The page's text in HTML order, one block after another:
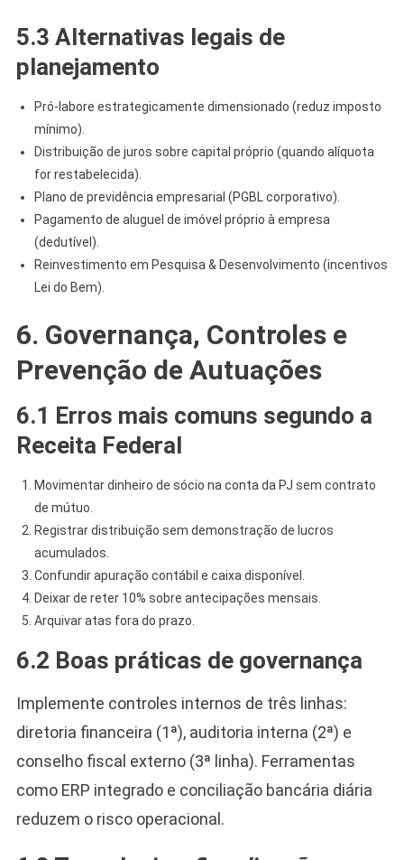
5.3 Alternativas legais de
planejamento
Pró-labore estrategicamente dimensionado (reduz imposto
mínimo).
Distribuição de juros sobre capital próprio (quando alíquota
for restabelecida).
Plano de previdência empresarial (PGBL corporativo).
Pagamento de aluguel de imóvel próprio à empresa
(dedutível).
Reinvestimento em Pesquisa & Desenvolvimento (incentivos
Lei do Bem).
6. Governança, Controles e
Prevenção de Autuações
6.1 Erros mais comuns segundo a
Receita Federal
Movimentar dinheiro de sócio na conta da PJ sem contrato
de mútuo.
Registrar distribuição sem demonstração de lucros
acumulados.
Confundir apuração contábil e caixa disponível.
Deixar de reter 10% sobre antecipações mensais.
Arquivar atas fora do prazo.
6.2 Boas práticas de governança
Implemente controles internos de três linhas:
diretoria financeira (1ª), auditoria interna (2ª) e
conselho fiscal externo (3ª linha). Ferramentas
como ERP integrado e conciliação bancária diária
reduzem o risco operacional.